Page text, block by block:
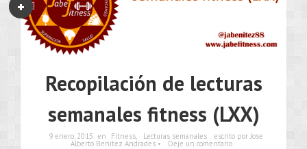
Recopilación de lecturas
semanales fitness (LXX)
9 enero, 2015 en Fitness Lecturas semanales escrito por Jose
Alberto Benítez Andrades • Deje un comentario